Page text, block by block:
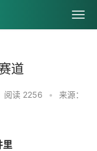
道
阅读 2256 •
来源：
里